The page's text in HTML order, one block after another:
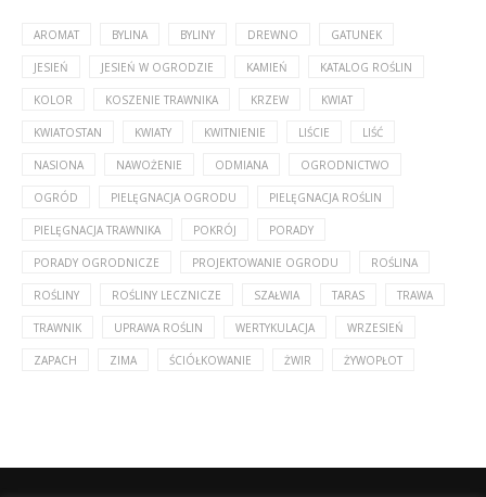
AROMAT BYLINA BYLINY DREWNO GATUNEK
JESIEŃ JESIEŃ W OGRODZIE KAMIEŃ KATALOG ROŚLIN
KOLOR KOSZENIE TRAWNIKA KRZEW KWIAT
KWIATOSTAN KWIATY KWITNIENIE LIŚCIE LIŚĆ
NASIONA NAWOŻENIE ODMIANA OGRODNICTWO
OGRÓD PIELĘGNACJA OGRODU PIELĘGNACJA ROŚLIN
PIELĘGNACJA TRAWNIKA POKRÓJ PORADY
PORADY OGRODNICZE PROJEKTOWANIE OGRODU ROŚLINA
ROŚLINY ROŚLINY LECZNICZE SZAŁWIA TARAS TRAWA
TRAWNIK UPRAWA ROŚLIN WERTYKULACJA WRZESIEŃ
ZAPACH ZIMA ŚCIÓŁKOWANIE ŻWIR ŻYWOPŁOT